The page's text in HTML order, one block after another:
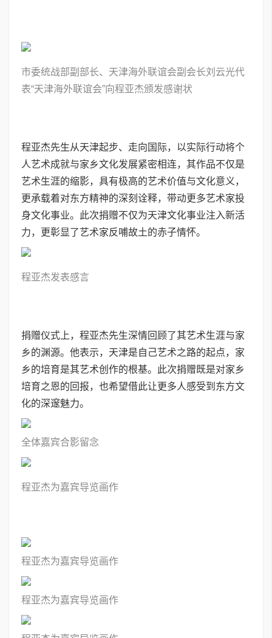
市委统战部副部长、天津海外联谊会副会长刘云光代
表“天津海外联谊会”向程亚杰颁发感谢状
程亚杰先生从天津起步、走向国际，以实际行动将个
人艺术成就与家乡文化发展紧密相连，其作品不仅是
艺术生涯的缩影，具有极高的艺术价值与文化意义，
更承载着对东方精神的深刻诠释，带动更多艺术家投
身文化事业。此次捐赠不仅为天津文化事业注入新活
力，更彰显了艺术家反哺故土的赤子情怀。
程亚杰发表感言
捐赠仪式上，程亚杰先生深情回顾了其艺术生涯与家
乡的渊源。他表示，天津是自己艺术之路的起点，家
乡的培育是其艺术创作的根基。此次捐赠既是对家乡
培育之恩的回报，也希望借此让更多人感受到东方文
化的深邃魅力。
全体嘉宾合影留念
程亚杰为嘉宾导览画作
程亚杰为嘉宾导览画作
程亚杰为嘉宾导览画作